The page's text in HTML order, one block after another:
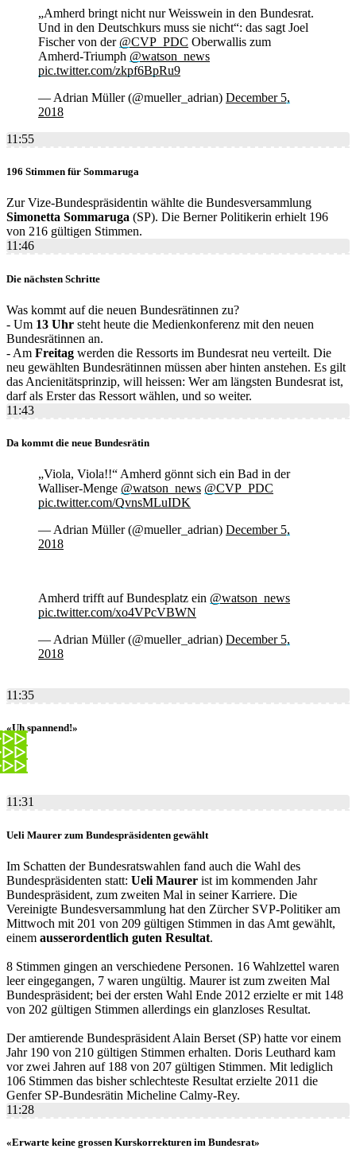
„Amherd bringt nicht nur Weisswein in den Bundesrat.
Und in den Deutschkurs muss sie nicht“: das sagt Joel
Fischer von der @CVP_PDC Oberwallis zum
Amherd-Triumph @watson_news
pic.twitter.com/zkpf6BpRu9
— Adrian Müller (@mueller_adrian) December 5,
2018
11:55
196 Stimmen für Sommaruga
Zur Vize-Bundespräsidentin wählte die Bundesversammlung
Simonetta Sommaruga (SP). Die Berner Politikerin erhielt 196
von 216 gültigen Stimmen.
11:46
Die nächsten Schritte
Was kommt auf die neuen Bundesrätinnen zu?
- Um 13 Uhr steht heute die Medienkonferenz mit den neuen
Bundesrätinnen an.
- Am Freitag werden die Ressorts im Bundesrat neu verteilt. Die
neu gewählten Bundesrätinnen müssen aber hinten anstehen. Es gilt
das Ancienitätsprinzip, will heissen: Wer am längsten Bundesrat ist,
darf als Erster das Ressort wählen, und so weiter.
11:43
Da kommt die neue Bundesrätin
„Viola, Viola!!“ Amherd gönnt sich ein Bad in der
Walliser-Menge @watson_news @CVP_PDC
pic.twitter.com/QvnsMLuIDK
— Adrian Müller (@mueller_adrian) December 5,
2018
Amherd trifft auf Bundesplatz ein @watson_news
pic.twitter.com/xo4VPcVBWN
— Adrian Müller (@mueller_adrian) December 5,
2018
11:35
«Uh spannend!»
11:31
Ueli Maurer zum Bundespräsidenten gewählt
Im Schatten der Bundesratswahlen fand auch die Wahl des
Bundespräsidenten statt: Ueli Maurer ist im kommenden Jahr
Bundespräsident, zum zweiten Mal in seiner Karriere. Die
Vereinigte Bundesversammlung hat den Zürcher SVP-Politiker am
Mittwoch mit 201 von 209 gültigen Stimmen in das Amt gewählt,
einem ausserordentlich guten Resultat.
8 Stimmen gingen an verschiedene Personen. 16 Wahlzettel waren
leer eingegangen, 7 waren ungültig. Maurer ist zum zweiten Mal
Bundespräsident; bei der ersten Wahl Ende 2012 erzielte er mit 148
von 202 gültigen Stimmen allerdings ein glanzloses Resultat.
Der amtierende Bundespräsident Alain Berset (SP) hatte vor einem
Jahr 190 von 210 gültigen Stimmen erhalten. Doris Leuthard kam
vor zwei Jahren auf 188 von 207 gültigen Stimmen. Mit lediglich
106 Stimmen das bisher schlechteste Resultat erzielte 2011 die
Genfer SP-Bundesrätin Micheline Calmy-Rey.
11:28
«Erwarte keine grossen Kurskorrekturen im Bundesrat»